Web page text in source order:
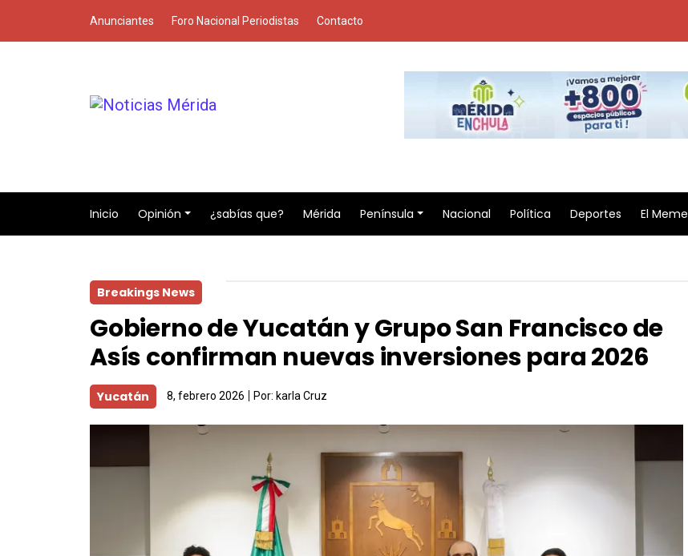
Anunciantes Foro Nacional Periodistas Contacto
Inicio Opinión ¿sabías que? Mérida Península Nacional Política Deportes El Meme
Breakings News
Gobierno de Yucatán y Grupo San Francisco de
Asís confirman nuevas inversiones para 2026
Yucatán 8, febrero 2026 Por: karla Cruz